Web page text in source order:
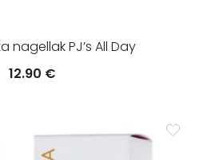
nagellak PJ’s All Day
12.90 €